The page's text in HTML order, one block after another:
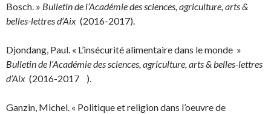
Bosch. » Bulletin de l’Académie des sciences, agriculture, arts &
belles-lettres d’Aix (2016-2017).
Djondang, Paul. « L’insécurité alimentaire dans le monde »
Bulletin de l’Académie des sciences, agriculture, arts & belles-lettres
d’Aix (2016-2017 ).
Ganzin, Michel. « Politique et religion dans l’oeuvre de